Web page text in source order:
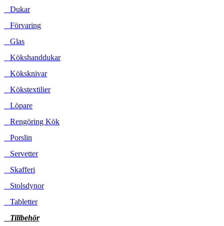
Dukar
Förvaring
Glas
Kökshanddukar
Köksknivar
Kökstextilier
Löpare
Rengöring Kök
Porslin
Servetter
Skafferi
Stolsdynor
Tabletter
Tillbehör